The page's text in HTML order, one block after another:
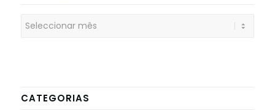
CATEGORIAS